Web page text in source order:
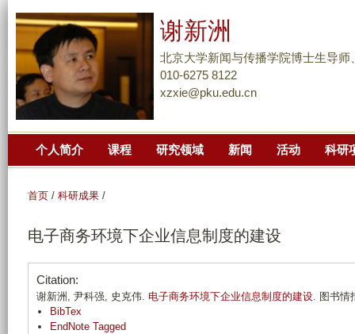
到
主
要
谢新洲
北京大学新闻与传播学院博士生导师
010-6275 8122
xzxie@pku.edu.cn
个人简介 课程 研究领域 新闻 活动 科研
首页 / 科研成果 /
电子商务环境下企业信息制度的建设
Citation:
谢新洲, 尹科强, 史克伟. 电子商务环境下企业信息制度的建设. 图书情
BibTex
EndNote Tagged